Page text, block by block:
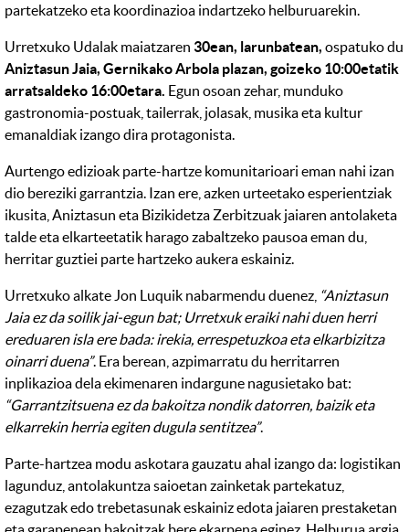
partekatzeko eta koordinazioa indartzeko helburuarekin.
Urretxuko Udalak maiatzaren 30ean, larunbatean, ospatuko du
Aniztasun Jaia, Gernikako Arbola plazan, goizeko 10:00etatik
arratsaldeko 16:00etara. Egun osoan zehar, munduko
gastronomia-postuak, tailerrak, jolasak, musika eta kultur
emanaldiak izango dira protagonista.
Aurtengo edizioak parte-hartze komunitarioari eman nahi izan
dio bereziki garrantzia. Izan ere, azken urteetako esperientziak
ikusita, Aniztasun eta Bizikidetza Zerbitzuak jaiaren antolaketa
talde eta elkarteetatik harago zabaltzeko pausoa eman du,
herritar guztiei parte hartzeko aukera eskainiz.
Urretxuko alkate Jon Luquik nabarmendu duenez, “Aniztasun
Jaia ez da soilik jai-egun bat; Urretxuk eraiki nahi duen herri
ereduaren isla ere bada: irekia, errespetuzkoa eta elkarbizitza
oinarri duena”. Era berean, azpimarratu du herritarren
inplikazioa dela ekimenaren indargune nagusietako bat:
“Garrantzitsuena ez da bakoitza nondik datorren, baizik eta
elkarrekin herria egiten dugula sentitzea”.
Parte-hartzea modu askotara gauzatu ahal izango da: logistikan
lagunduz, antolakuntza saioetan zainketak partekatuz,
ezagutzak edo trebetasunak eskainiz edota jaiaren prestaketan